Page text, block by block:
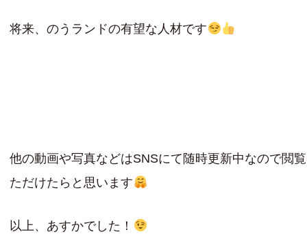
将来、のうランドの有望な人材です
他の動画や写真などはSNSにて随時更新中なので閲
ただけたらと思います
以上、あすかでした！